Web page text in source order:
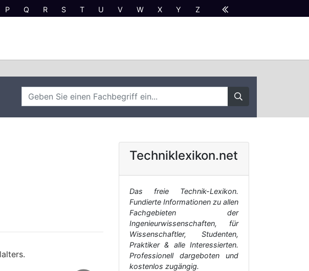
P Q R S T U V W X Y Z
Techniklexikon.net
Das freie Technik-Lexikon.
Fundierte Informationen zu allen
Fachgebieten der
Ingenieurwissenschaften, für
Wissenschaftler, Studenten,
Praktiker & alle Interessierten.
Professionell dargeboten und
kostenlos zugängig.